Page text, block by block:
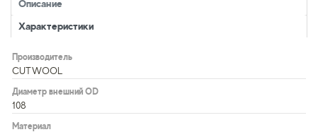
Описание
Характеристики
Производитель
CUTWOOL
Диаметр внешний OD
108
Материал